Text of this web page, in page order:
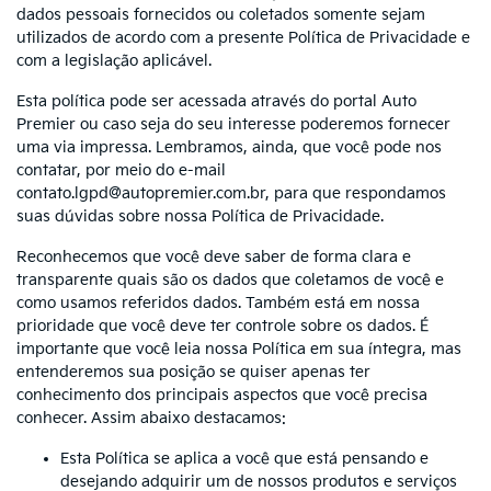
dados pessoais fornecidos ou coletados somente sejam
utilizados de acordo com a presente Política de Privacidade e
com a legislação aplicável.
Esta política pode ser acessada através do portal Auto
Premier ou caso seja do seu interesse poderemos fornecer
uma via impressa. Lembramos, ainda, que você pode nos
contatar, por meio do e-mail
contato.lgpd@autopremier.com.br, para que respondamos
suas dúvidas sobre nossa Política de Privacidade.
Reconhecemos que você deve saber de forma clara e
transparente quais são os dados que coletamos de você e
como usamos referidos dados. Também está em nossa
prioridade que você deve ter controle sobre os dados. É
importante que você leia nossa Política em sua íntegra, mas
entenderemos sua posição se quiser apenas ter
conhecimento dos principais aspectos que você precisa
conhecer. Assim abaixo destacamos:
Esta Política se aplica a você que está pensando e
desejando adquirir um de nossos produtos e serviços